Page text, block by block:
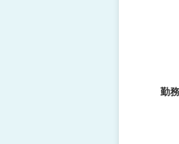
勤